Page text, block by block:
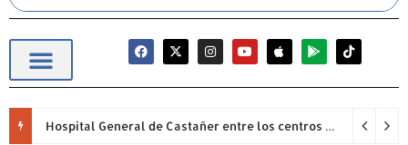
Hospital General de Castañer entre los centros de salud comunitarios con mejor desempeño clínico de Estados Unidos